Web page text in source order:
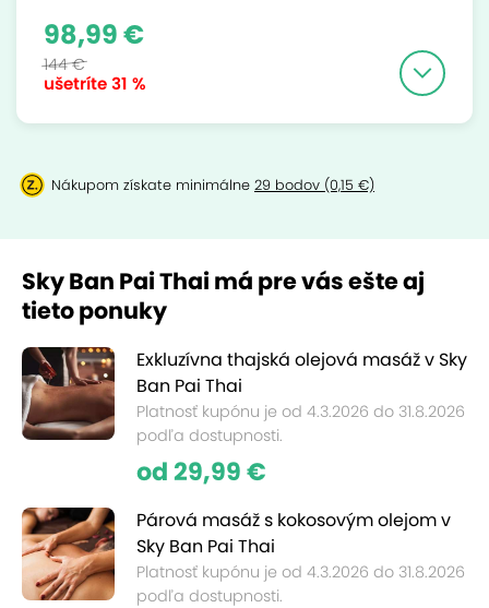
ušetríte31 %
98,99 €
144 €
Nákupom získate minimálne 29 bodov (0,15 €)
Sky Ban Pai Thai má pre vás ešte aj
tieto ponuky
Exkluzívna thajská olejová masáž v Sky
Ban Pai Thai
Platnosť kupónu je od 4.3.2026 do 31.8.2026
podľa dostupnosti.
od 29,99 €
Párová masáž s kokosovým olejom v
Sky Ban Pai Thai
Platnosť kupónu je od 4.3.2026 do 31.8.2026
podľa dostupnosti.